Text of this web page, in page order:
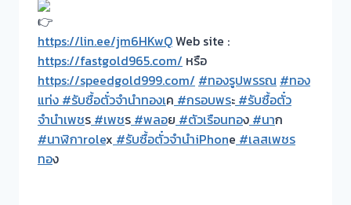
https://lin.ee/jm6HKwQWeb site :
https://fastgold965.com/ หรือ
https://speedgold999.com/ #ทองรูปพรรณ #ทอง
แท่ง #รับซื้อตั๋วจำนำทองเค #กรอบพระ #รับซื้อตั๋ว
จำนำเพชร #เพชร #พลอย #ตัวเรือนทอง #นาก
#นาฬิกาrolex #รับซื้อตั๋วจำนำiPhone #เลสเพชร
ทอง